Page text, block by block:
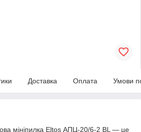
Доставка Оплата Умови
мініпилка Eltos АПЦ-20/6-2 BL — це